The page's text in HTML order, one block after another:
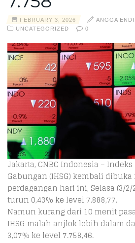
FEBRUARY 3, 2026
ANGGA
UNCATEGORIZED
0
Jakarta, CNBC Indonesia –
Gabungan (IHSG) kembali
perdagangan hari ini, Selasa (3/
turun 0,43% ke level 7.888,77.
Namun kurang dari 10 menit
IHSG malah anjlok lebih dalam
3,07% ke level 7.758,46.